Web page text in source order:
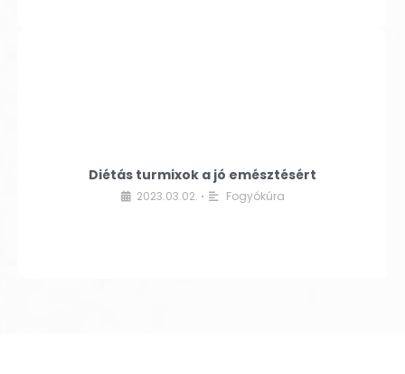
Diétás turmixok a jó emésztésért
2023.03.02. • Fogyókúra